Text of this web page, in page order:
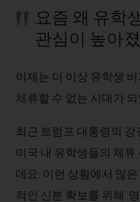
요즘 왜 유학
관심이 높아
이제는 더 이상 유학생
체류할 수 없는 시대가 되
최근 트럼프 대통령의 강
미국 내 유학생들의 체
데요. 이런 상황에서 많
적인 신분 확보를 위해 ‘